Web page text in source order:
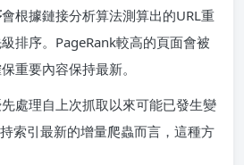
會根據鏈接分析算法測算出的URL重
排序。PageRank較高的頁面會被
重要內容保持最新。
處理自上次抓取以來可能已發生變
索引最新的增量爬蟲而言，這種方